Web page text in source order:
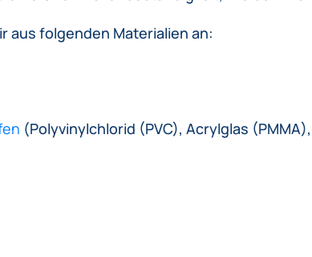
aus folgenden Materialien an:
(Polyvinylchlorid (PVC), Acrylglas (PMMA),